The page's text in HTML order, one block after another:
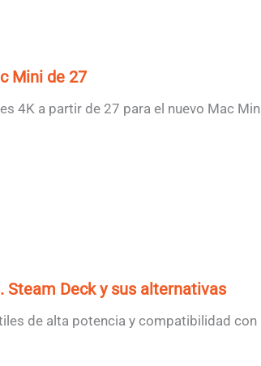
Mini de 27
4K a partir de 27 para el nuevo Mac
Deck y sus alternativas
de alta potencia y compatibilidad con